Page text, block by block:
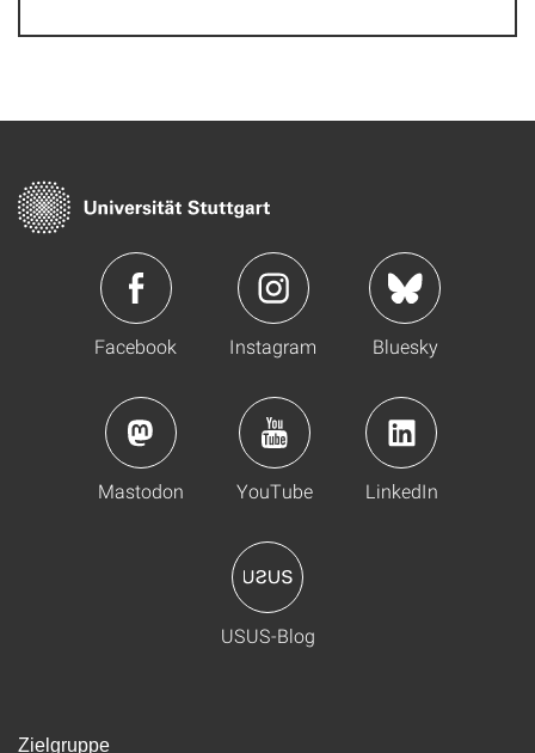
Facebook Instagram Bluesky
Mastodon YouTube LinkedIn
USUS-Blog
Zielgruppe